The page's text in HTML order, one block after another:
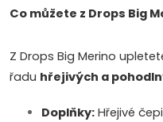
Co můžete z Drops Big
Z Drops Big Merino
řadu hřejivých a
Doplňky: Hřejivé